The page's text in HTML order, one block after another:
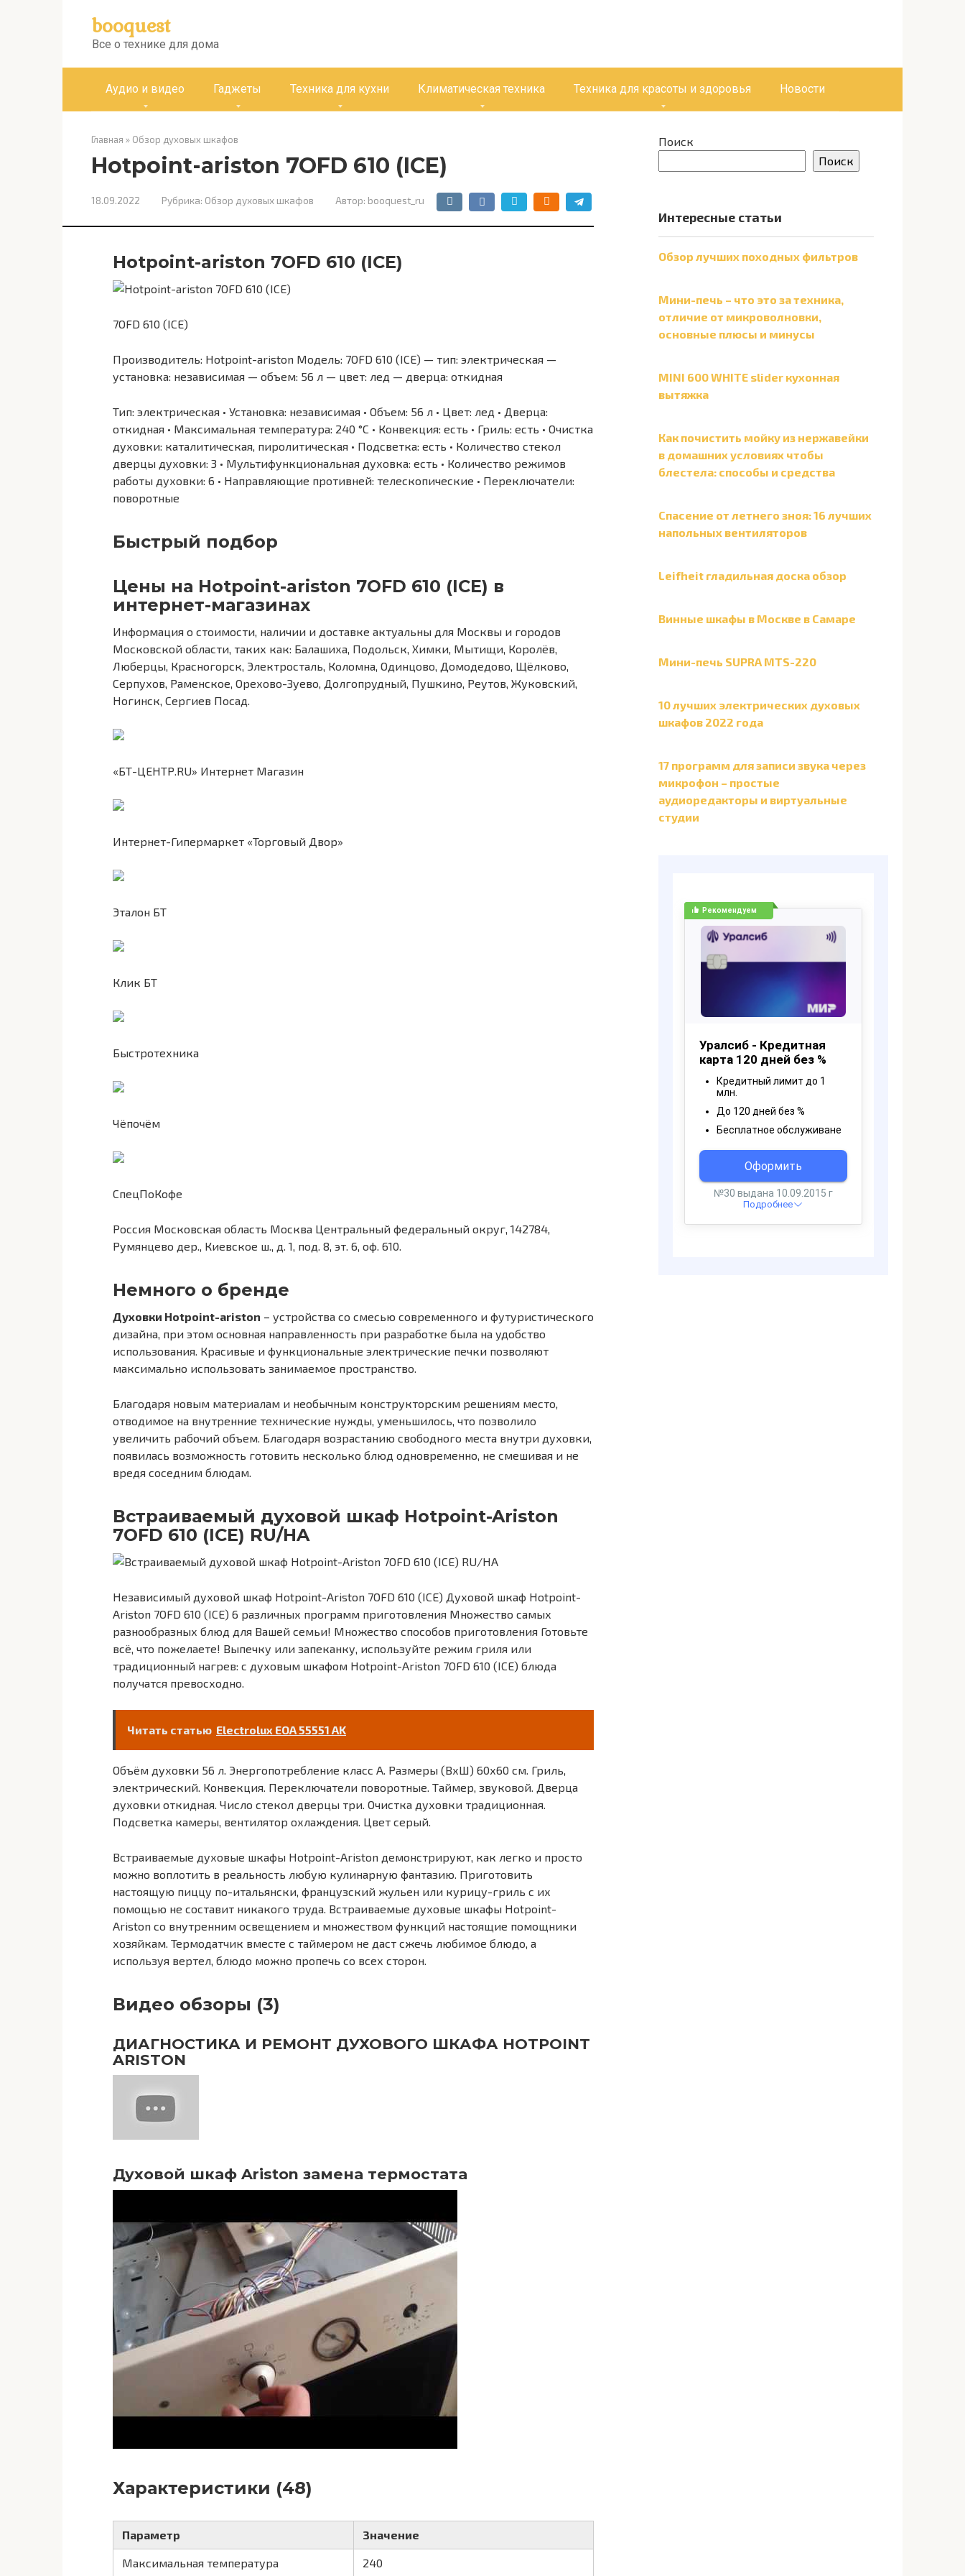
booquest
Все о технике для дома
Аудио и видео Гаджеты Техника для кухни Климатическая техника Техника для красоты и здоровья Новости
Главная » Обзор духовых шкафов
Hotpoint-ariston 7OFD 610 (ICE)
18.09.2022 Рубрика: Обзор духовых шкафов Автор: booquest_ru
Hotpoint-ariston 7OFD 610 (ICE)
7OFD 610 (ICE)
Производитель: Hotpoint-ariston Модель: 7OFD 610 (ICE) — тип: электрическая —
установка: независимая — объем: 56 л — цвет: лед — дверца: откидная
Тип: электрическая • Установка: независимая • Объем: 56 л • Цвет: лед • Дверца:
откидная • Максимальная температура: 240 °С • Конвекция: есть • Гриль: есть • Очистка
духовки: каталитическая, пиролитическая • Подсветка: есть • Количество стекол
дверцы духовки: 3 • Мультифункциональная духовка: есть • Количество режимов
работы духовки: 6 • Направляющие противней: телескопические • Переключатели:
поворотные
Быстрый подбор
Цены на Hotpoint-ariston 7OFD 610 (ICE) в
интернет-магазинах
Информация о стоимости, наличии и доставке актуальны для Москвы и городов
Московской области, таких как: Балашиха, Подольск, Химки, Мытищи, Королёв,
Люберцы, Красногорск, Электросталь, Коломна, Одинцово, Домодедово, Щёлково,
Серпухов, Раменское, Орехово-Зуево, Долгопрудный, Пушкино, Реутов, Жуковский,
Ногинск, Сергиев Посад.
«БТ-ЦЕНТР.RU» Интернет Магазин
Интернет-Гипермаркет «Торговый Двор»
Эталон БТ
Клик БТ
Быстротехника
Чёпочём
СпецПоКофе
Россия Московская область Москва Центральный федеральный округ, 142784,
Румянцево дер., Киевское ш., д. 1, под. 8, эт. 6, оф. 610.
Немного о бренде
Духовки Hotpoint-ariston – устройства со смесью современного и футуристического
дизайна, при этом основная направленность при разработке была на удобство
использования. Красивые и функциональные электрические печки позволяют
максимально использовать занимаемое пространство.
Благодаря новым материалам и необычным конструкторским решениям место,
отводимое на внутренние технические нужды, уменьшилось, что позволило
увеличить рабочий объем. Благодаря возрастанию свободного места внутри духовки,
появилась возможность готовить несколько блюд одновременно, не смешивая и не
вредя соседним блюдам.
Встраиваемый духовой шкаф Hotpoint-Ariston
7OFD 610 (ICE) RU/HA
Независимый духовой шкаф Hotpoint-Ariston 7OFD 610 (ICE) Духовой шкаф Hotpoint-
Ariston 7OFD 610 (ICE) 6 различных программ приготовления Множество самых
разнообразных блюд для Вашей семьи! Множество способов приготовления Готовьте
всё, что пожелаете! Выпечку или запеканку, используйте режим гриля или
традиционный нагрев: с духовым шкафом Hotpoint-Ariston 7OFD 610 (ICE) блюда
получатся превосходно.
Читать статью Electrolux EOA 55551 AK
Объём духовки 56 л. Энергопотребление класс А. Размеры (ВхШ) 60х60 см. Гриль,
электрический. Конвекция. Переключатели поворотные. Таймер, звуковой. Дверца
духовки откидная. Число стекол дверцы три. Очистка духовки традиционная.
Подсветка камеры, вентилятор охлаждения. Цвет серый.
Встраиваемые духовые шкафы Hotpoint-Ariston демонстрируют, как легко и просто
можно воплотить в реальность любую кулинарную фантазию. Приготовить
настоящую пиццу по-итальянски, французский жульен или курицу-гриль с их
помощью не составит никакого труда. Встраиваемые духовые шкафы Hotpoint-
Ariston со внутренним освещением и множеством функций настоящие помощники
хозяйкам. Термодатчик вместе с таймером не даст сжечь любимое блюдо, а
используя вертел, блюдо можно пропечь со всех сторон.
Видео обзоры (3)
ДИАГНОСТИКА И РЕМОНТ ДУХОВОГО ШКАФА HOTPOINT
ARISTON
Духовой шкаф Ariston замена термостата
Характеристики (48)
Параметр Значение
Максимальная температура 240
Поиск
Поиск
Интересные статьи
Обзор лучших походных фильтров
Мини-печь – что это за техника,
отличие от микроволновки,
основные плюсы и минусы
MINI 600 WHITE slider кухонная
вытяжка
Как почистить мойку из нержавейки
в домашних условиях чтобы
блестела: способы и средства
Спасение от летнего зноя: 16 лучших
напольных вентиляторов
Leifheit гладильная доска обзор
Винные шкафы в Москве в Самаре
Мини-печь SUPRA MTS-220
10 лучших электрических духовых
шкафов 2022 года
17 программ для записи звука через
микрофон – простые
аудиоредакторы и виртуальные
студии